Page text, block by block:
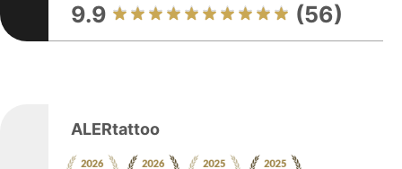
9.9 (56)
ALERtattoo